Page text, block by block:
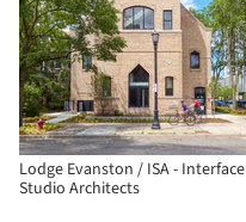
Lodge Evanston / ISA - Interface
Studio Architects